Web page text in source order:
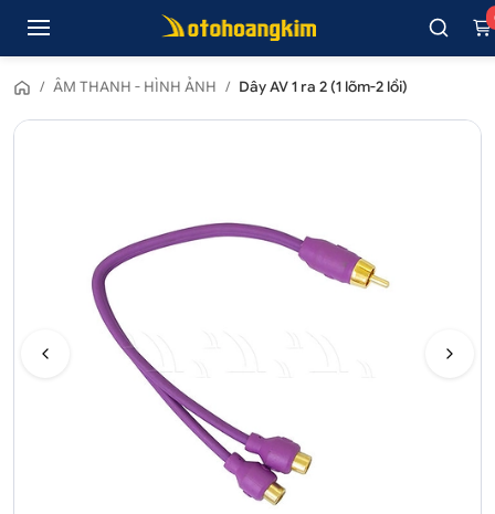
/ ÂM THANH - HÌNH ẢNH / Dây AV 1 ra 2 (1 lõm-2 lồi)